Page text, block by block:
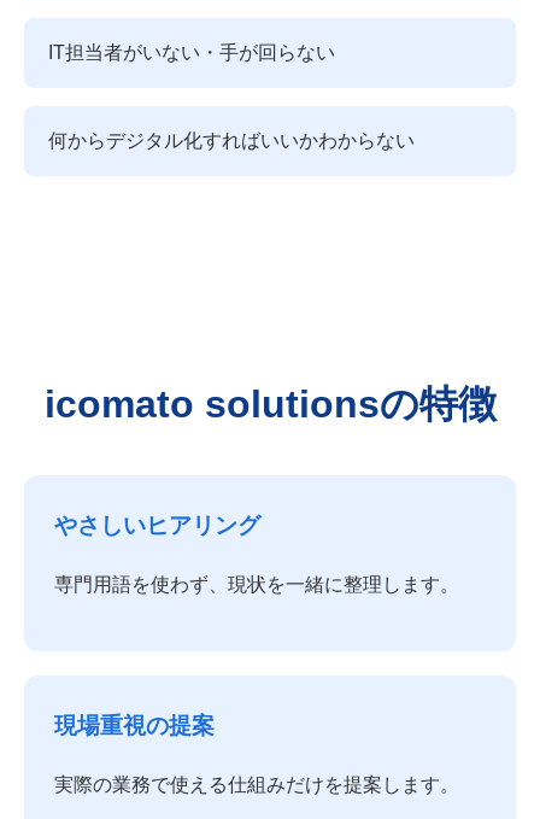
IT担当者がいない・手が回らない
何からデジタル化すればいいかわからない
icomato solutionsの特徴
やさしいヒアリング
専門用語を使わず、現状を一緒に整理します。
現場重視の提案
実際の業務で使える仕組みだけを提案します。